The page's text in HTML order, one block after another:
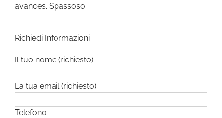
avances. Spassoso.
Richiedi Informazioni
Il tuo nome (richiesto)
La tua email (richiesto)
Telefono